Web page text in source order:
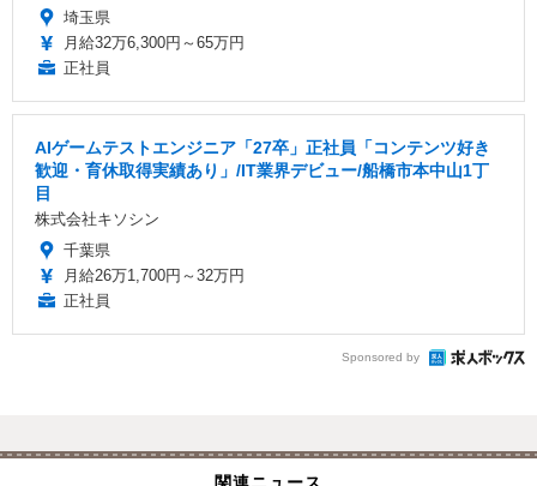
埼玉県
月給32万6,300円～65万円
正社員
AIゲームテストエンジニア「27卒」正社員「コンテンツ好き
歓迎・育休取得実績あり」/IT業界デビュー/船橋市本中山1丁
目
株式会社キソシン
千葉県
月給26万1,700円～32万円
正社員
Sponsored by
関連ニュース